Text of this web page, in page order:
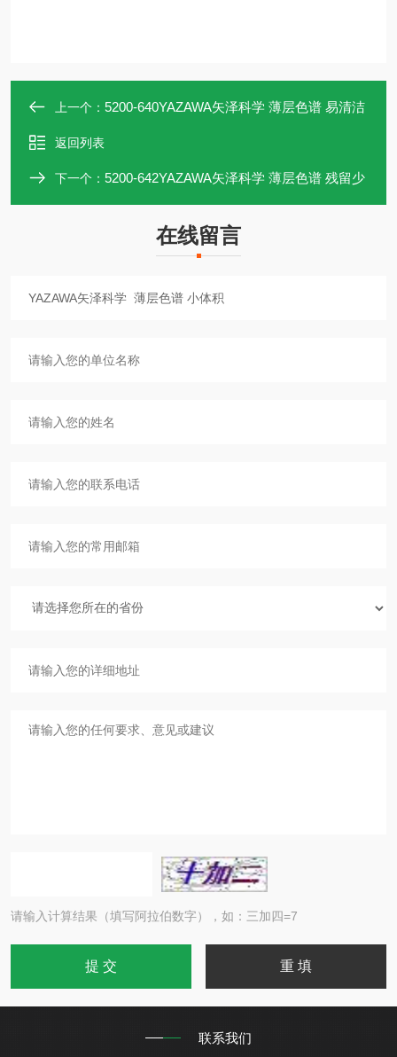
上一个： 5200-640YAZAWA矢泽科学 薄层色谱 易清洁
返回列表
下一个： 5200-642YAZAWA矢泽科学 薄层色谱 残留少
在线留言
请输入计算结果（填写阿拉伯数字），如：三加四=7
联系我们